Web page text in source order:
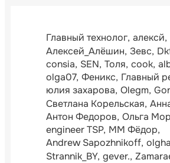
Главный технолог алексй
Алексей_Алёшин Зевс
consia SEN Толя cook
olga07 Феникс Главный
юлия захарова Olegm
Светлана Корельская
Антон Федоров Ольга
engineer TSP ММ Фёдор
Andrew Sapozhnikoff olgha
Strannik_BY gever.